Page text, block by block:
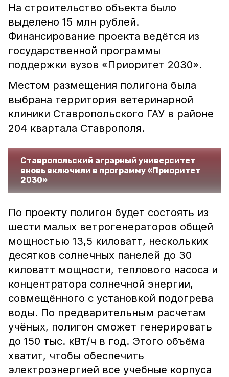
На строительство объекта было
выделено 15 млн рублей.
Финансирование проекта ведётся из
государственной программы
поддержки вузов «Приоритет 2030».
Местом размещения полигона была
выбрана территория ветеринарной
клиники Ставропольского ГАУ в районе
204 квартала Ставрополя.
Ставропольский аграрный университет
вновь включили в программу «Приоритет
2030»
По проекту полигон будет состоять из
шести малых ветрогенераторов общей
мощностью 13,5 киловатт, нескольких
десятков солнечных панелей до 30
киловатт мощности, теплового насоса и
концентратора солнечной энергии,
совмещённого с установкой подогрева
воды. По предварительным расчетам
учёных, полигон сможет генерировать
до 150 тыс. кВт/ч в год. Этого объёма
хватит, чтобы обеспечить
электроэнергией все учебные корпуса